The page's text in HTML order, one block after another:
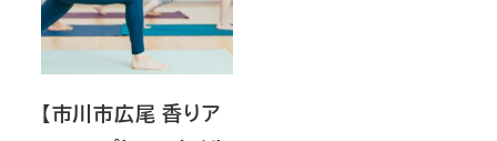
【市川市広尾 香りア